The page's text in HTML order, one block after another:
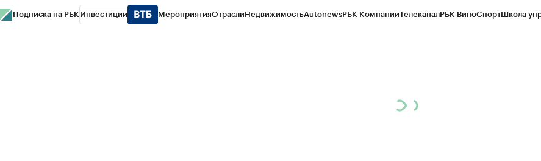
Подписка на РБК Инвестиции МероприятияОтраслиНедвижимостьAutonewsРБК КомпанииТелеканалРБК ВиноСпортШкола